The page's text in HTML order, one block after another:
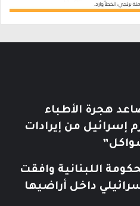
هجرة الأطباء
إسرائيل من إيرادات
اللبنانية وافقت
داخل أراضيها